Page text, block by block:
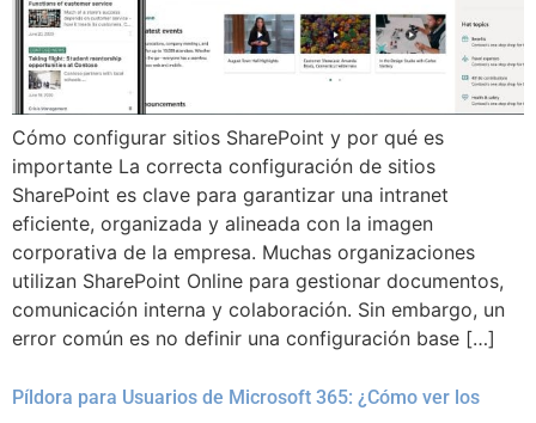
Cómo configurar sitios SharePoint y por qué es
importante La correcta configuración de sitios
SharePoint es clave para garantizar una intranet
eficiente, organizada y alineada con la imagen
corporativa de la empresa. Muchas organizaciones
utilizan SharePoint Online para gestionar documentos,
comunicación interna y colaboración. Sin embargo, un
error común es no definir una configuración base […]
Píldora para Usuarios de Microsoft 365: ¿Cómo ver los